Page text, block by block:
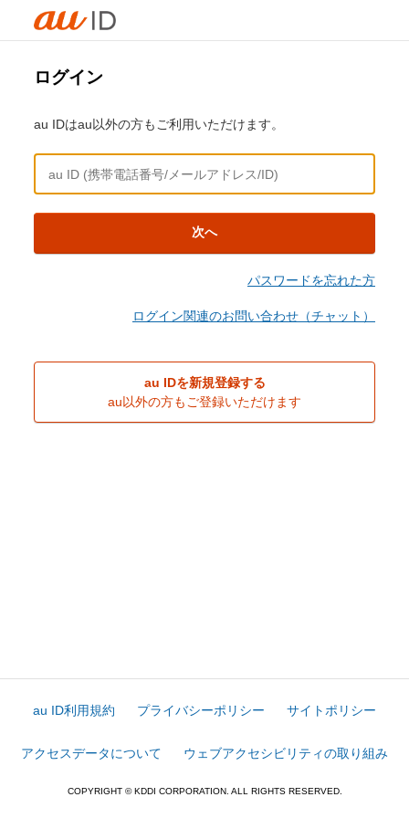
ログイン
au IDはau以外の方もご利用いただけます。
次へ
パスワードを忘れた方
ログイン関連のお問い合わせ（チャット）
au IDを新規登録する
au以外の方もご登録いただけます
au ID利用規約 プライバシーポリシー サイトポリシー
アクセスデータについて ウェブアクセシビリティの取り組み
COPYRIGHT © KDDI CORPORATION. ALL RIGHTS RESERVED.